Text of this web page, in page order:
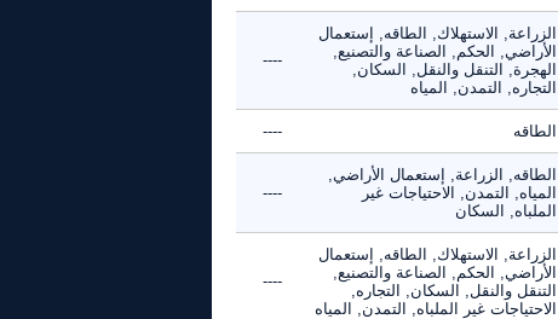
الزراعة, الاستهلاك, الطاقه, إستعمال
الأراضي, الحكم, الصناعة والتصنيع,
الهجرة, التنقل والنقل, السكان,
التجاره, التمدن, المياه
----
الطاقه ----
الطاقه, الزراعة, إستعمال الأراضي,
المياه, التمدن, الاحتياجات غير
الملباه, السكان
----
الزراعة, الاستهلاك, الطاقه, إستعمال
الأراضي, الحكم, الصناعة والتصنيع,
التنقل والنقل, السكان, التجاره,
الاحتياجات غير الملباه, التمدن, المياه
----